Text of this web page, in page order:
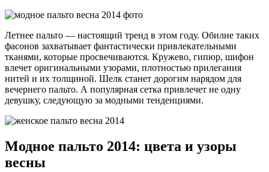
Летнее пальто — настоящий тренд в этом году. Обилие таких
фасонов захватывает фантастически привлекательными
тканями, которые просвечиваются. Кружево, гипюр, шифон
влечет оригинальными узорами, плотностью прилегания
нитей и их толщиной. Шелк станет дорогим нарядом для
вечернего пальто. А популярная сетка привлечет не одну
девушку, следующую за модными тенденциями.
Модное пальто 2014: цвета и узоры
весны